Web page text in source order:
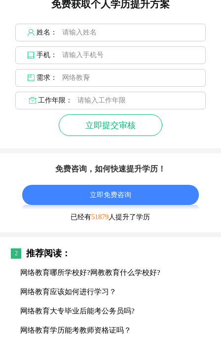
免费获取个人学历提升方案
姓名：
手机：
需求：
工作年限：
立即提交审核
免费咨询，如何快速提升学历！
立即免费咨询
已经有51879 人提升了学历
2 推荐阅读：
网络教育哪所学校好?网教教育什么学校好?
网络教育应该如何进行学习？
网络教育大专毕业后能考公务员吗?
网络教育学历能考教师资格证吗？